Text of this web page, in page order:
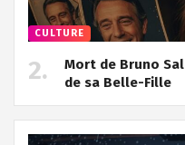
CULTURE
Mort de Bruno
de sa Belle-Fille